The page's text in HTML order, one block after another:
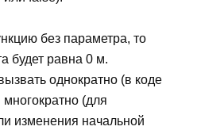
без параметра, то
будет равна 0 м.
однократно (в коде
(для
изменения начальной